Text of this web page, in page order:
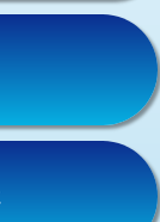
円